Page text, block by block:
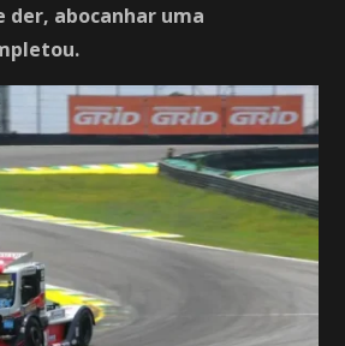
der, abocanhar uma